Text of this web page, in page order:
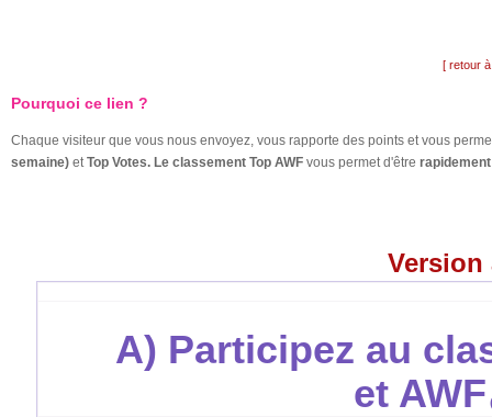
[ retour
Pourquoi ce lien ?
Chaque visiteur que vous nous envoyez, vous rapporte des points et vous
semaine) etTop Votes. Le classement Top AWF vous permet d'être
Version
A) Participez au
et AWF